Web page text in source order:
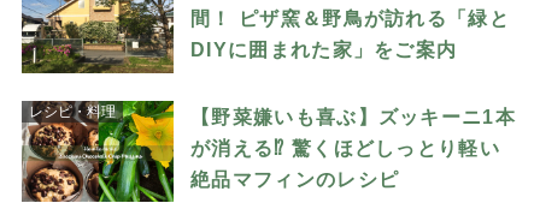
間！ ピザ窯＆野鳥が訪れる「緑と
DIYに囲まれた家」をご案内
レシピ・料理
【野菜嫌いも喜ぶ】ズッキーニ1本
が消える⁉︎ 驚くほどしっとり軽い
絶品マフィンのレシピ